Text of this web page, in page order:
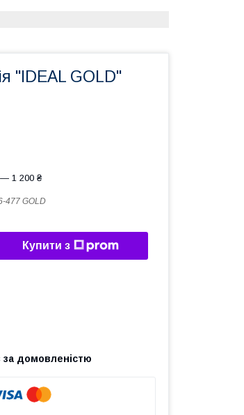
"IDEAL GOLD"
— 1 200 ₴
477 GOLD
Купити з
за домовленістю